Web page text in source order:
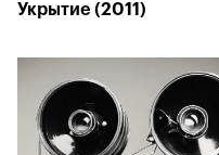
Укрытие (2011)